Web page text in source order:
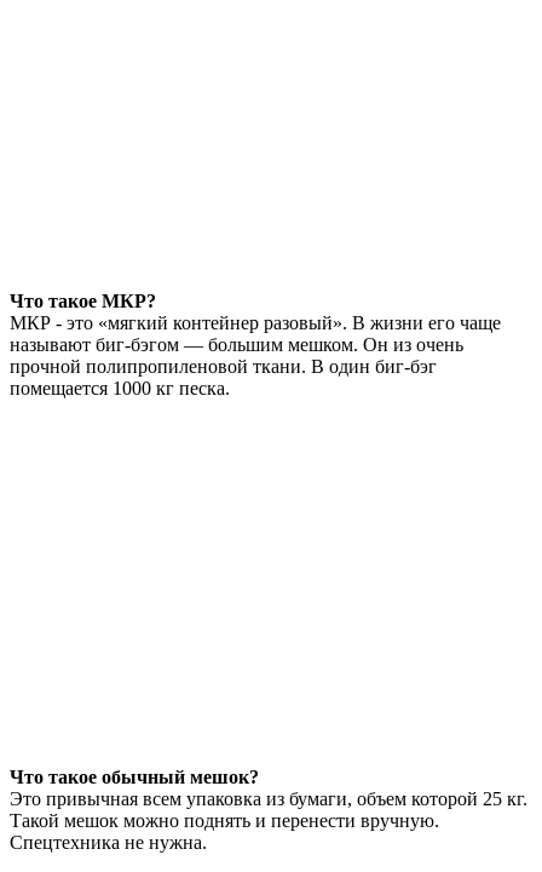
Что такое МКР?
МКР - это «мягкий контейнер разовый». В жизни его чаще
называют биг-бэгом — большим мешком. Он из очень
прочной полипропиленовой ткани. В один биг-бэг
помещается 1000 кг песка.
Что такое обычный мешок?
Это привычная всем упаковка из бумаги, объем которой 25 кг.
Такой мешок можно поднять и перенести вручную.
Спецтехника не нужна.